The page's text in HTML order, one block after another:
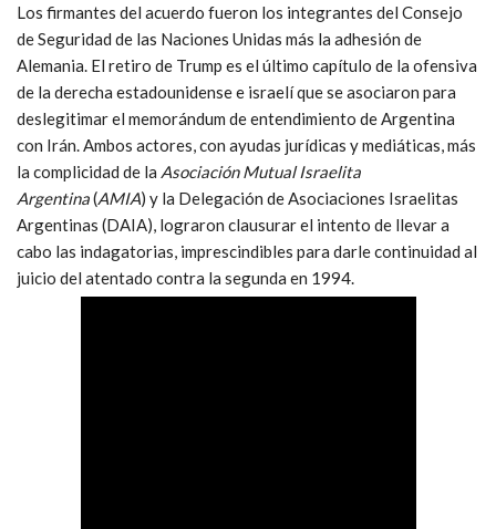
Los firmantes del acuerdo fueron los integrantes del Consejo
de Seguridad de las Naciones Unidas más la adhesión de
Alemania. El retiro de Trump es el último capítulo de la ofensiva
de la derecha estadounidense e israelí que se asociaron para
deslegitimar el memorándum de entendimiento de Argentina
con Irán. Ambos actores, con ayudas jurídicas y mediáticas, más
la complicidad de la Asociación Mutual Israelita
Argentina(AMIA) y la Delegación de Asociaciones Israelitas
Argentinas (DAIA), lograron clausurar el intento de llevar a
cabo las indagatorias, imprescindibles para darle continuidad al
juicio del atentado contra la segunda en 1994.